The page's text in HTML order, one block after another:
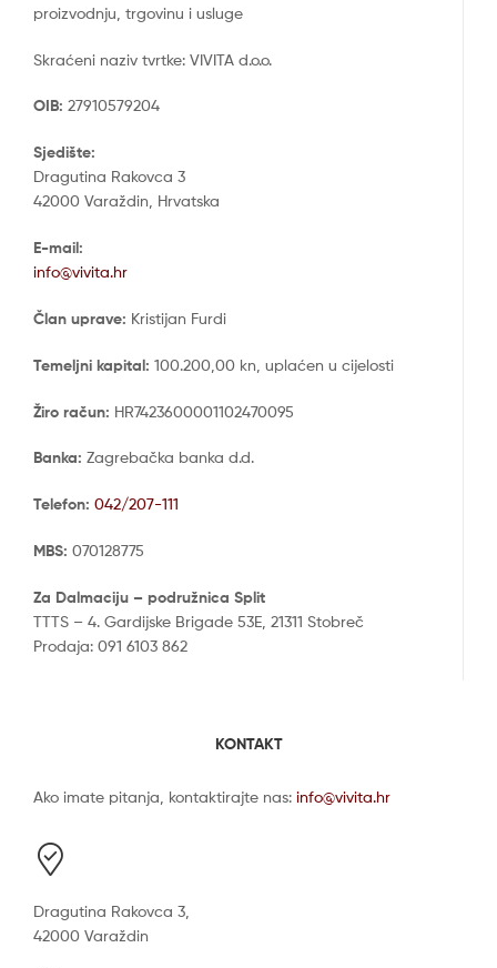
proizvodnju, trgovinu i usluge
Skraćeni naziv tvrtke: VIVITA d.o.o.
OIB: 27910579204
Sjedište:
Dragutina Rakovca 3
42000 Varaždin, Hrvatska
E-mail:
info@vivita.hr
Član uprave: Kristijan Furdi
Temeljni kapital: 100.200,00 kn, uplaćen u cijelosti
Žiro račun: HR7423600001102470095
Banka: Zagrebačka banka d.d.
Telefon: 042/207-111
MBS: 070128775
Za Dalmaciju – podružnica Split
TTTS – 4. Gardijske Brigade 53E, 21311 Stobreč
Prodaja: 091 6103 862
KONTAKT
Ako imate pitanja, kontaktirajte nas: info@vivita.hr
Dragutina Rakovca 3,
42000 Varaždin